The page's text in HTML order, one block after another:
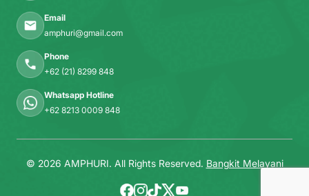
Email
amphuri@gmail.com
Phone
+62 (21) 8299 848
Whatsapp Hotline
+62 8213 0009 848
© 2026 AMPHURI. All Rights Reserved. Bangkit Melayani